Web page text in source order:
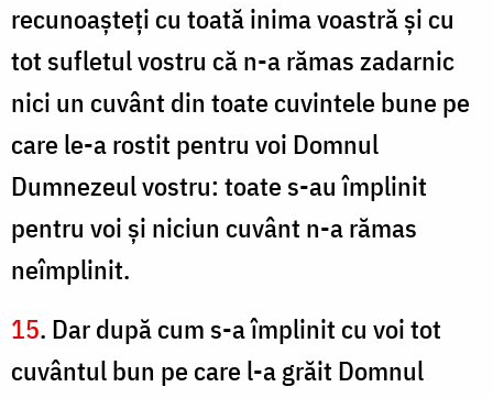
recunoaşteţi cu toată inima voastră şi cu
tot sufletul vostru că n-a rămas zadarnic
nici un cuvânt din toate cuvintele bune pe
care le-a rostit pentru voi Domnul
Dumnezeul vostru: toate s-au împlinit
pentru voi şi niciun cuvânt n-a rămas
neîmplinit.
15. Dar după cum s-a împlinit cu voi tot
cuvântul bun pe care l-a grăit Domnul